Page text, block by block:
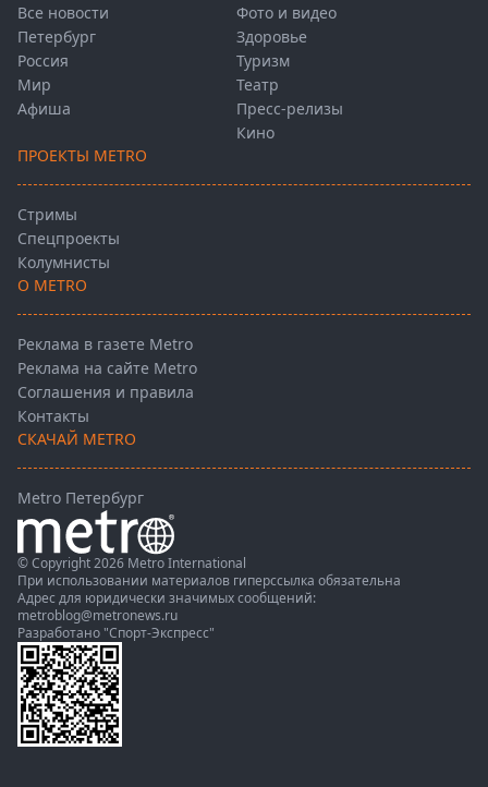
Все новости
Петербург
Россия
Мир
Афиша
Фото и видео
Здоровье
Туризм
Театр
Пресс-релизы
Кино
ПРОЕКТЫ METRO
Стримы
Спецпроекты
Колумнисты
О METRO
Реклама в газете Metro
Реклама на сайте Metro
Соглашения и правила
Контакты
СКАЧАЙ METRO
Metro Петербург
© Copyright 2026 Metro International
При использовании материалов гиперссылка обязательна
Адрес для юридически значимых сообщений:
metroblog@metronews.ru
Разработано "Спорт-Экспресс"